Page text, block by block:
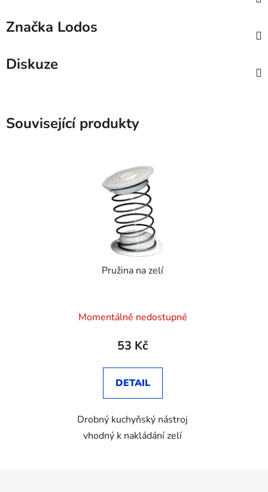
Značka Lodos
Diskuze
Související produkty
Pružina na zelí
Momentálně nedostupné
53 Kč
DETAIL
Drobný kuchyňský nástroj
vhodný k nakládání zelí